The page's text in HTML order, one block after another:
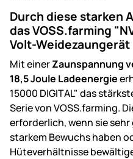
Durch diese starken
das VOSS.farming
Volt-Weidezaungerät
Mit einerZaunspannung
18,5 Joule Ladeenergie
15000 DIGITAL" das
Serie von VOSS.farming.
erforderlich, wenn sie
starkem Bewuchs haben
Hüteverhältnisse